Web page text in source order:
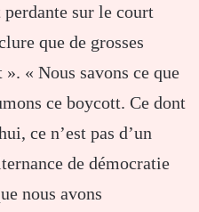
sur le court
que de grosses
« Nous savons ce que
ce boycott. Ce dont
ce n’est pas d’un
de démocratie
nous avons